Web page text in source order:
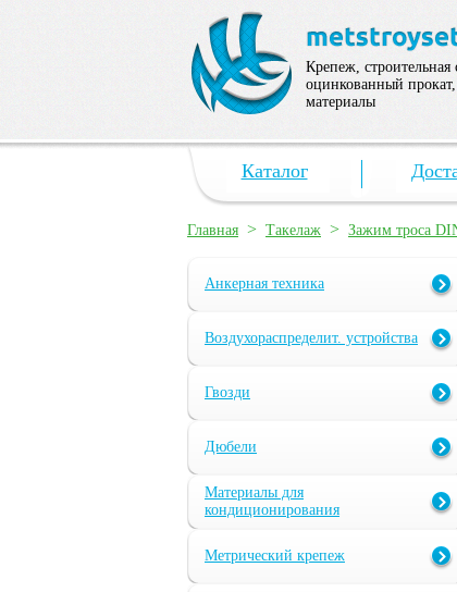
Крепеж, строительная
оцинкованный
материалы
Каталог
Главная > Такелаж > Зажим троса
Анкерная техника
Воздухораспределит. устройства
Гвозди
Дюбели
Материалы для
кондиционирования
Метрический крепеж